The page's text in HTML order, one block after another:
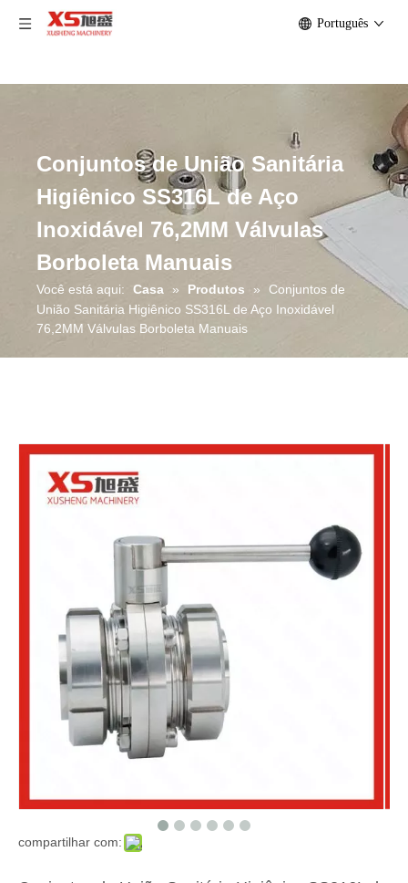
Português
Conjuntos de União Sanitária
Higiênico SS316L de Aço
Inoxidável 76,2MM Válvulas
Borboleta Manuais
Você está aqui: Casa » Produtos »
Conjuntos de
União Sanitária Higiênico SS316L de Aço Inoxidável
76,2MM Válvulas Borboleta Manuais
compartilhar com: